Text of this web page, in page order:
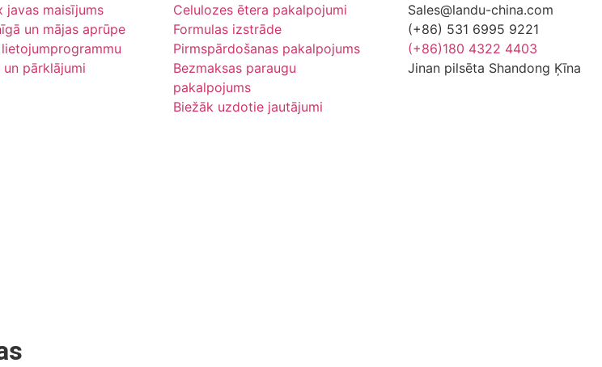
javas maisījums
un mājas aprūpe
un pārklājumi
Celulozes ētera pakalpojumi
Formulas izstrāde
Pirmspārdošanas pakalpojums
Bezmaksas paraugu
pakalpojums
Biežāk uzdotie jautājumi
Sales@landu-china.com
(+86) 531 6995 9221
(+86)180 4322 4403
Jinan pilsēta Shandong Ķīna